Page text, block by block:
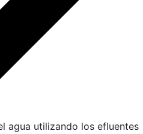
agua utilizando los efluentes